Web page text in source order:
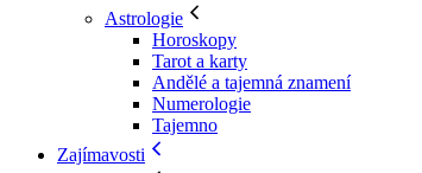
Astrologie
Horoskopy
Tarot a karty
Andělé a tajemná znamení
Numerologie
Tajemno
Zajímavosti